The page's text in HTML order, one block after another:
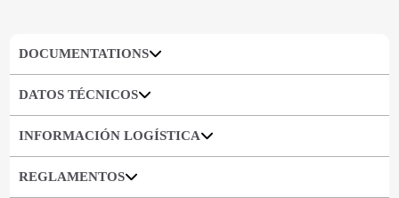
DOCUMENTATIONS
DATOS TÉCNICOS
INFORMACIÓN LOGÍSTICA
REGLAMENTOS